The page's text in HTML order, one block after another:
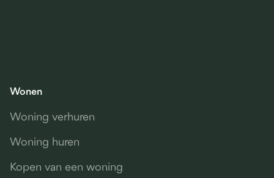
Wonen
Woning verhuren
Woning huren
Kopen van een woning